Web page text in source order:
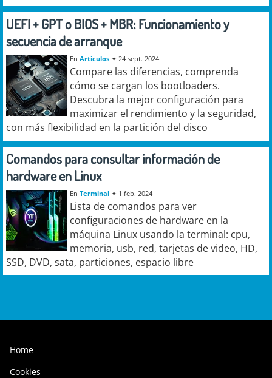
UEFI + GPT o BIOS + MBR: Funcionamiento y
secuencia de arranque
En Artículos ✦ 24 sept. 2024
Compare las diferencias, comprenda
cómo se cargan los bootloaders.
Descubra la mejor configuración para
maximizar el rendimiento y la seguridad,
con más flexibilidad en la partición del disco
Comandos para consultar información de
hardware en Linux
En Terminal ✦ 1 feb. 2024
Lista de comandos para ver
configuraciones de hardware en la
máquina Linux usando la terminal: cpu,
memoria, usb, red, tarjetas de video, HD,
SSD, DVD, sata, particiones, espacio libre
Home
Cookies